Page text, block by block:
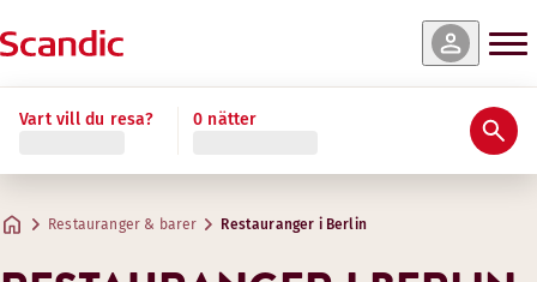
Vart vill du resa? 0 nätter
Restauranger & barer Restauranger i Berlin